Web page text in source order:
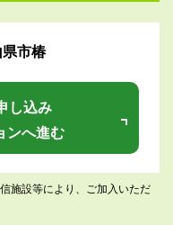
市椿
し込み
ンへ進む
施設等により、ご加入いただ